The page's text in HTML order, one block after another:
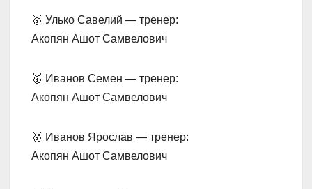
🥇 Улько Савелий — тренер:
Акопян Ашот Самвелович
🥇 Иванов Семен — тренер:
Акопян Ашот Самвелович
🥇 Иванов Ярослав — тренер:
Акопян Ашот Самвелович